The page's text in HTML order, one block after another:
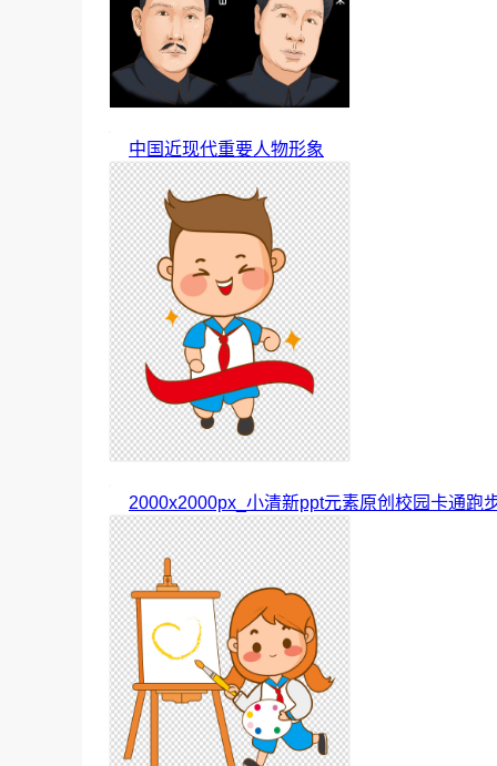
中国近现代重要人物形象
2000x2000px_小清新ppt元素原创校园卡通跑